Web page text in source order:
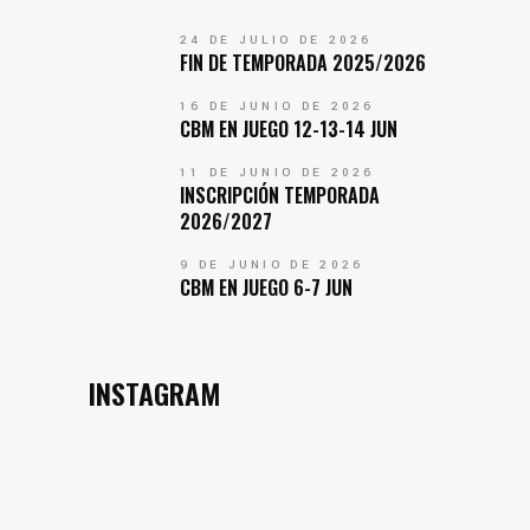
24 DE JULIO DE 2026
FIN DE TEMPORADA 2025/2026
16 DE JUNIO DE 2026
CBM EN JUEGO 12-13-14 JUN
11 DE JUNIO DE 2026
INSCRIPCIÓN TEMPORADA
2026/2027
9 DE JUNIO DE 2026
CBM EN JUEGO 6-7 JUN
INSTAGRAM